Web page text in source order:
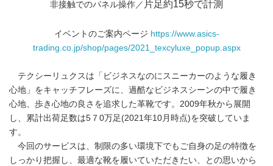
非接触でのパネル操作／ 片足約15秒で計測
イベントのご案内ページ https://www.asics-
trading.co.jp/shop/pages/2021_texcyluxe_popup.aspx
テクシーリュクスは「ビジネスなのにスニーカーのような履き
心地」をキャッチフレーズに、過酷なビジネスシーンの中で履き
心地、歩き心地の良さを追求した革靴です。2009年秋から展開
し、累計出荷足数は5７0万足(2021年10月時点)を突破していま
す。
今回のサービスは、制限の多い環境下でもご自身の足の特徴を
しっかり把握し、最適な靴を履いていただきたい、との思いから